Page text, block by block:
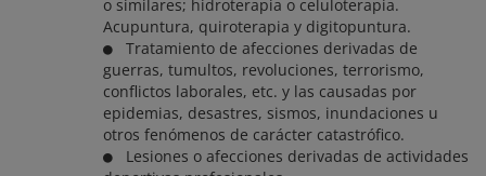
o similares; hidroterapia o celuloterapia.
Acupuntura, quiroterapia y digitopuntura.
Tratamiento de afecciones derivadas de
guerras, tumultos, revoluciones, terrorismo,
conflictos laborales, etc. y las causadas por
epidemias, desastres, sismos, inundaciones u
otros fenómenos de carácter catastrófico.
Lesiones o afecciones derivadas de actividades